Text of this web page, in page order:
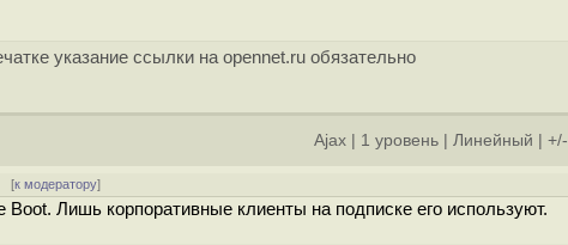
указание ссылки на opennet.ru обязательно
Ajax 1 уровень Линейный +/-
[к модератору]
Лишь корпоративные клиенты на подписке его используют.